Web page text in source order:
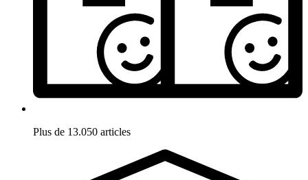
Plus de 13.050 articles